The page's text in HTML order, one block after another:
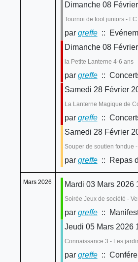
Dimanche 08
Tournoi de foot juniors -
par greffe::
Dimanche 08
la Petite Lanterne 4-6 ans
par greffe::
Samedi 28 Février
La Lanterne Magique de
par greffe::
Samedi 28 Février
Souper de soutien fondue
par greffe:: Repas
Mars 2026 Mardi 03 Mars 2026
Soirée Jeux de société -
par greffe::
Jeudi 05 Mars 2026
Connaissance 3 - Les
par greffe::